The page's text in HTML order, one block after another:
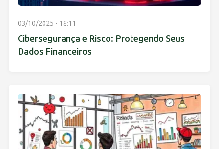
03/10/2025 - 18:11
Cibersegurança e Risco: Protegendo Seus
Dados Financeiros